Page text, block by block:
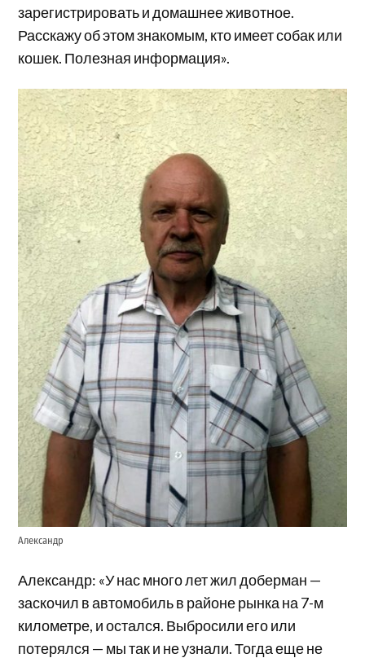
зарегистрировать и домашнее животное.
Расскажу об этом знакомым, кто имеет собак или
кошек. Полезная информация».
Александр
Александр: «У нас много лет жил доберман —
заскочил в автомобиль в районе рынка на 7-м
километре, и остался. Выбросили его или
потерялся — мы так и не узнали. Тогда еще не